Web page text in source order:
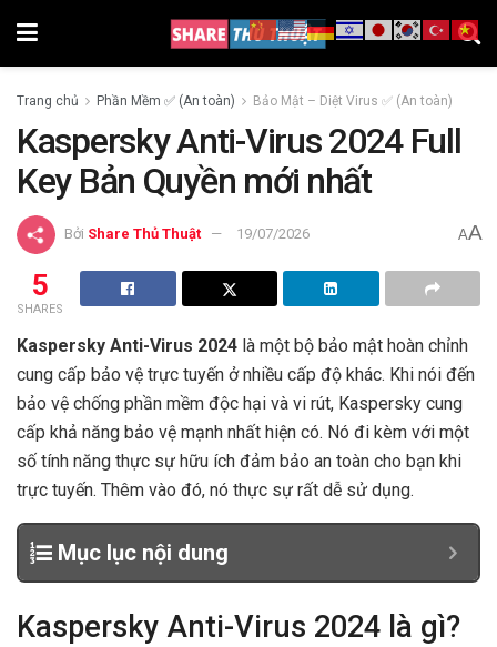
Trang chủ Phần Mềm ✅ (An toàn) Bảo Mật – Diệt Virus ✅ (An toàn)
Kaspersky Anti-Virus 2024 Full
Key Bản Quyền mới nhất
Bởi Share Thủ Thuật 19/07/2026 AA
5
SHARES
Kaspersky Anti-Virus 2024 là một bộ bảo mật hoàn chỉnh
cung cấp bảo vệ trực tuyến ở nhiều cấp độ khác. Khi nói đến
bảo vệ chống phần mềm độc hại và vi rút, Kaspersky cung
cấp khả năng bảo vệ mạnh nhất hiện có. Nó đi kèm với một
số tính năng thực sự hữu ích đảm bảo an toàn cho bạn khi
trực tuyến. Thêm vào đó, nó thực sự rất dễ sử dụng.
Mục lục nội dung
Kaspersky Anti-Virus 2024 là gì?